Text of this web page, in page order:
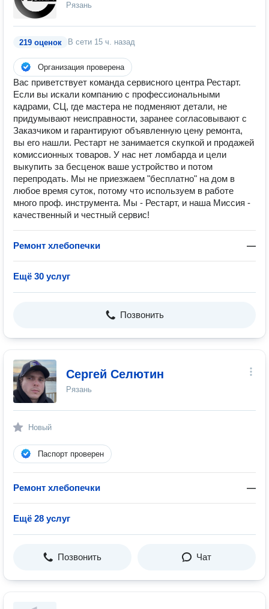
Рязань
219 оценок В сети 15 ч. назад
Организация проверена
Вас приветствует команда сервисного центра Рестарт.
Если вы искали компанию с профессиональными
кадрами, СЦ, где мастера не подменяют детали, не
придумывают неисправности, заранее согласовывают с
Заказчиком и гарантируют объявленную цену ремонта,
вы его нашли. Рестарт не занимается скупкой и продажей
комиссионных товаров. У нас нет ломбарда и цели
выкупить за бесценок ваше устройство и потом
перепродать. Мы не приезжаем "бесплатно" на дом в
любое время суток, потому что используем в работе
много проф. инструмента. Мы - Рестарт, и наша Миссия -
качественный и честный сервис!
Ремонт хлебопечки —
Ещё 30 услуг
Позвонить
Сергей Селютин
Рязань
Новый
Паспорт проверен
Ремонт хлебопечки —
Ещё 28 услуг
Позвонить Чат